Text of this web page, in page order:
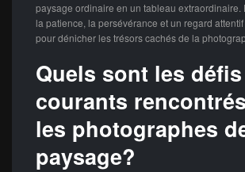
paysage ordinaire en un tableau extraordinaire.
la patience, la persévérance et un regard
pour dénicher les trésors cachés de la
Quels sont les défis
courants
les photographes
paysage?